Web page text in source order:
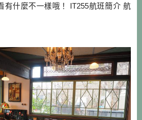
有什麼不一樣哦！ IT255航班簡介 航
(TPE) 時間：19:40～23:05 飛行日：